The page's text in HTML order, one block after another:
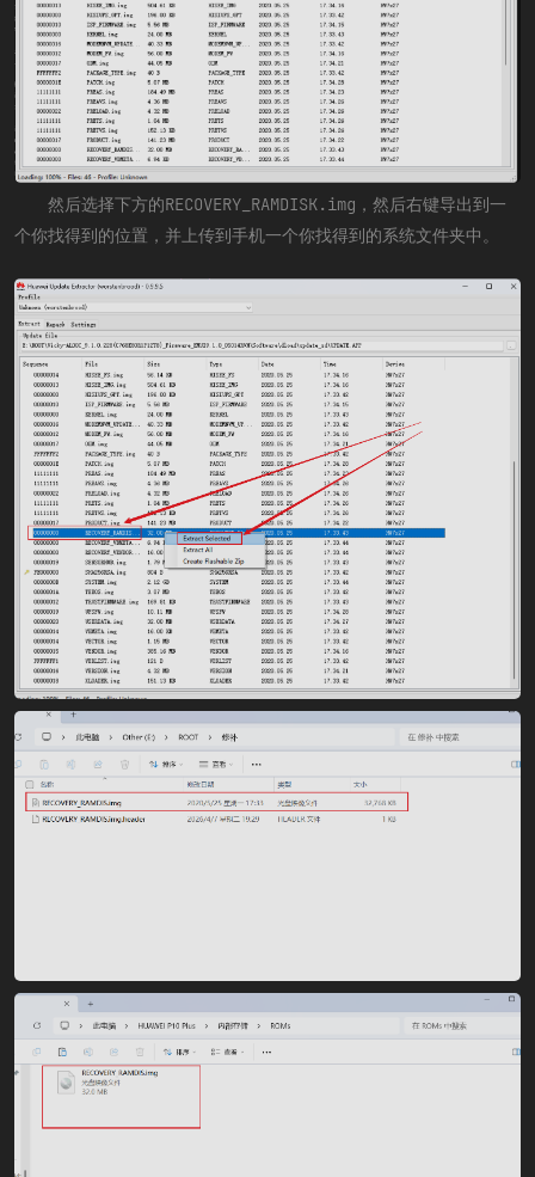
然后选择下方的RECOVERY_RAMDISK.img，然后右键导出到一
个你找得到的位置，并上传到手机一个你找得到的系统文件夹中。